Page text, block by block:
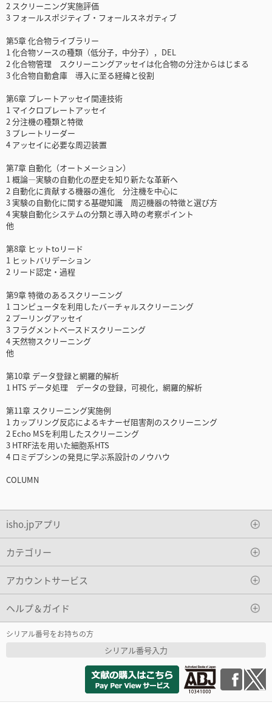
2 スクリーニング実施評価
3 フォールスポジティブ・フォールスネガティブ
第5章 化合物ライブラリー
1 化合物ソースの種類（低分子，中分子），DEL
2 化合物管理 スクリーニングアッセイは化合物の分注からはじまる
3 化合物自動倉庫 導入に至る経緯と役割
第6章 プレートアッセイ関連技術
1 マイクロプレートアッセイ
2 分注機の種類と特徴
3 プレートリーダー
4 アッセイに必要な周辺装置
第7章 自動化（オートメーション）
1 概論―実験の自動化の歴史を知り新たな革新へ
2 自動化に貢献する機器の進化 分注機を中心に
3 実験の自動化に関する基礎知識 周辺機器の特徴と選び方
4 実験自動化システムの分類と導入時の考察ポイント
他
第8章 ヒットtoリード
1 ヒットバリデーション
2 リード認定・過程
第9章 特徴のあるスクリーニング
1 コンピュータを利用したバーチャルスクリーニング
2 プーリングアッセイ
3 フラグメントベースドスクリーニング
4 天然物スクリーニング
他
第10章 データ登録と網羅的解析
1 HTS データ処理 データの登録，可視化，網羅的解析
第11章 スクリーニング実施例
1 カップリング反応によるキナーゼ阻害剤のスクリーニング
2 Echo MSを利用したスクリーニング
3 HTRF法を用いた細胞系HTS
4 ロミデプシンの発見に学ぶ系設計のノウハウ
COLUMN
isho.jpアプリ
カテゴリー
アカウントサービス
ヘルプ＆ガイド
シリアル番号をお持ちの方
シリアル番号入力